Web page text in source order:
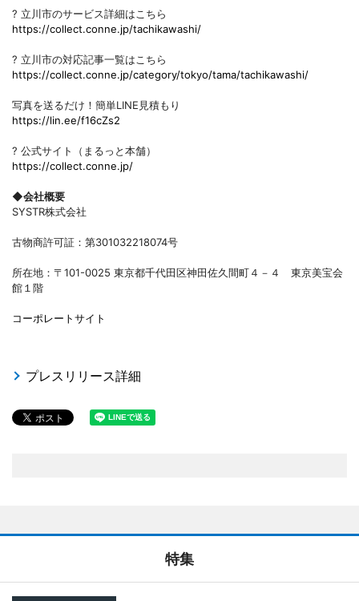
? 立川市のサービス詳細はこちら
https://collect.conne.jp/tachikawashi/
? 立川市の対応記事一覧はこちら
https://collect.conne.jp/category/tokyo/tama/tachikawashi/
写真を送るだけ！簡単LINE見積もり
https://lin.ee/f16cZs2
? 公式サイト（まるっと本舗）
https://collect.conne.jp/
◆会社概要
SYSTR株式会社
古物商許可証：第301032218074号
所在地：〒101-0025 東京都千代田区神田佐久間町４－４ 東京美宝会
館１階
コーポレートサイト
プレスリリース詳細
特集